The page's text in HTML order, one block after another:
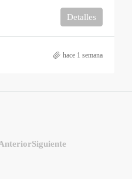
Detalles
hace 1 semana
Siguiente